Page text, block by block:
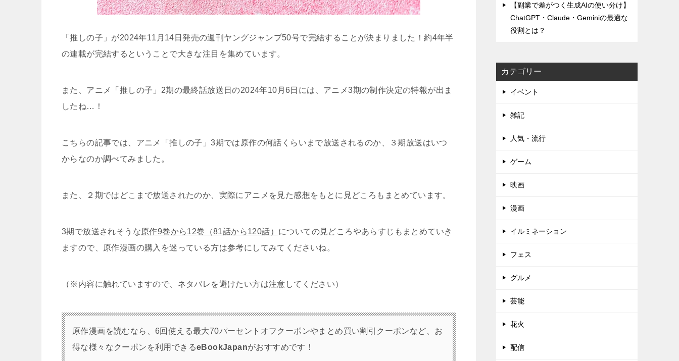
「推しの子」が2024年11月14日発売の週刊ヤングジャンプ50号で完結することが決まりました！約4年半
の連載が完結するということで大きな注目を集めています。
また、アニメ「推しの子」2期の最終話放送日の2024年10月6日には、アニメ3期の制作決定の特報が出ま
したね…！
こちらの記事では、アニメ「推しの子」3期では原作の何話くらいまで放送されるのか、３期放送はいつ
からなのか調べてみました。
また、２期ではどこまで放送されたのか、実際にアニメを見た感想をもとに見どころもまとめています。
3期で放送されそうな原作9巻から12巻（81話から120話） についての見どころやあらすじもまとめていき
ますので、原作漫画の購入を迷っている方は参考にしてみてくださいね。
（※内容に触れていますので、ネタバレを避けたい方は注意してください）
原作漫画を読むなら、6回使える最大70パーセントオフクーポンやまとめ買い割引クーポンなど、お
得な様々なクーポンを利用できるeBookJapanがおすすめです！
【副業で差がつく生成AIの使い分け】
ChatGPT・Claude・Geminiの最適な
役割とは？
カテゴリー
イベント
雑記
人気・流行
ゲーム
映画
漫画
イルミネーション
フェス
グルメ
芸能
花火
配信